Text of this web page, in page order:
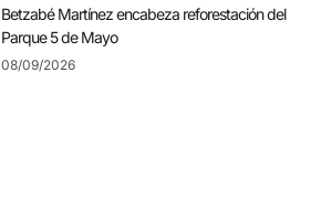
Betzabé Martínez encabeza reforestación del
Parque 5 de Mayo
08/09/2026